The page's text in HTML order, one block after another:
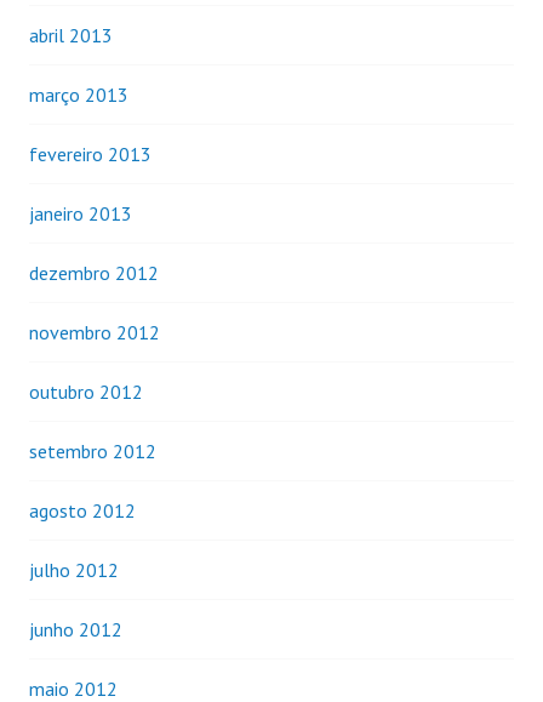
abril 2013
março 2013
fevereiro 2013
janeiro 2013
dezembro 2012
novembro 2012
outubro 2012
setembro 2012
agosto 2012
julho 2012
junho 2012
maio 2012